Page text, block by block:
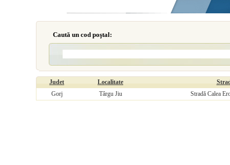
Caută un cod poştal:
Judet Localitate
Gorj
Târgu Jiu Stradă Calea